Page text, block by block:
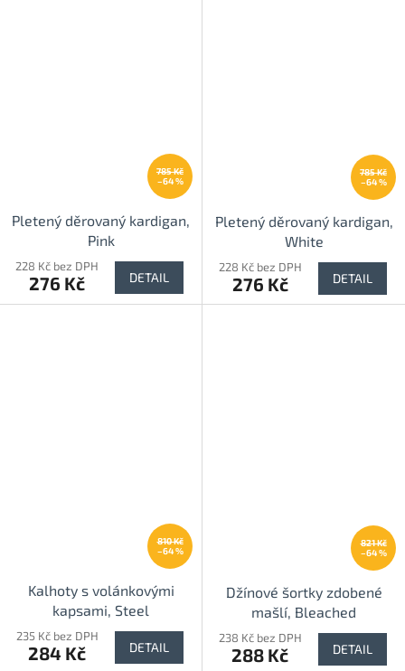
785 Kč
–64 %
Pletený děrovaný kardigan,
Pink
228 Kč bez DPH
276 Kč DETAIL
785 Kč
–64 %
Pletený děrovaný kardigan,
White
228 Kč bez DPH
276 Kč DETAIL
810 Kč
–64 %
Kalhoty s volánkovými
kapsami, Steel
235 Kč bez DPH
284 Kč DETAIL
821 Kč
–64 %
Džínové šortky zdobené
mašlí, Bleached
238 Kč bez DPH
288 Kč DETAIL